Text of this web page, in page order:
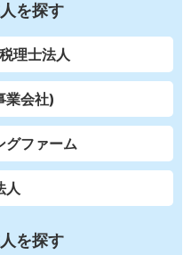
を探す
理士法人
業会社)
グファーム
人
を探す